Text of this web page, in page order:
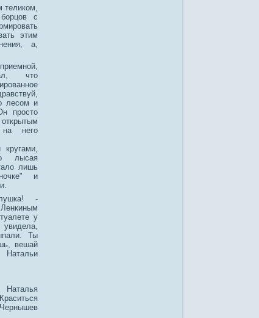
с
этим
а,
что
лесом и
просто
него
лысая
лишь
и
-
у
Ты
вешай